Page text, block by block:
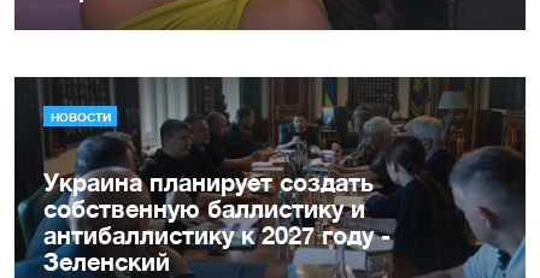
НОВОСТИ
Украина планирует создать
собственную баллистику и
антибаллистику к 2027 году -
Зеленский